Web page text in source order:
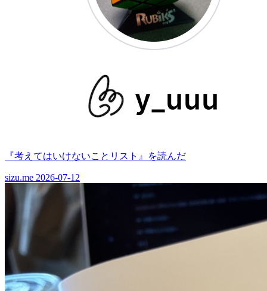
『考えてはいけないことリスト』を読んだ
sizu.me 2026-07-12